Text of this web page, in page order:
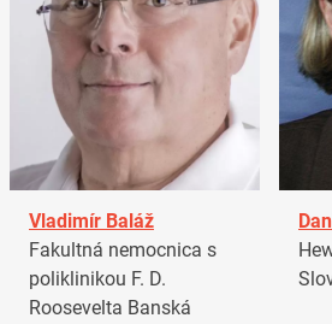
Vladimír Baláž
Fakultná nemocnica s
poliklinikou F. D.
Roosevelta Banská